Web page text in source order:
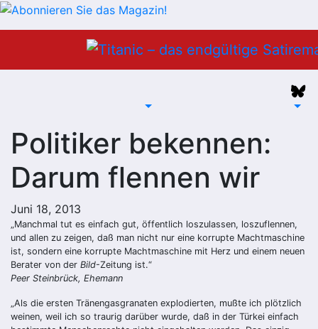
Politiker bekennen:
Darum flennen wir
Juni 18, 2013
„Manchmal tut es einfach gut, öffentlich loszulassen, loszuflennen,
und allen zu zeigen, daß man nicht nur eine korrupte Machtmaschine
ist, sondern eine korrupte Machtmaschine mit Herz und einem neuen
Berater von der Bild-Zeitung ist.“
Peer Steinbrück, Ehemann
„Als die ersten Tränengasgranaten explodierten, mußte ich plötzlich
weinen, weil ich so traurig darüber wurde, daß in der Türkei einfach